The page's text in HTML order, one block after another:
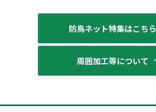
防鳥ネット特集はこちら
周囲加工等について